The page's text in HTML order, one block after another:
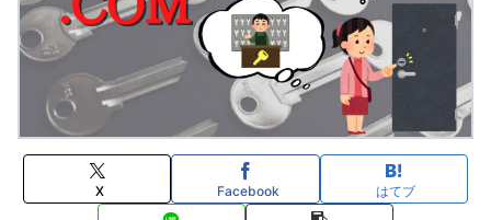
X Facebook はてブ